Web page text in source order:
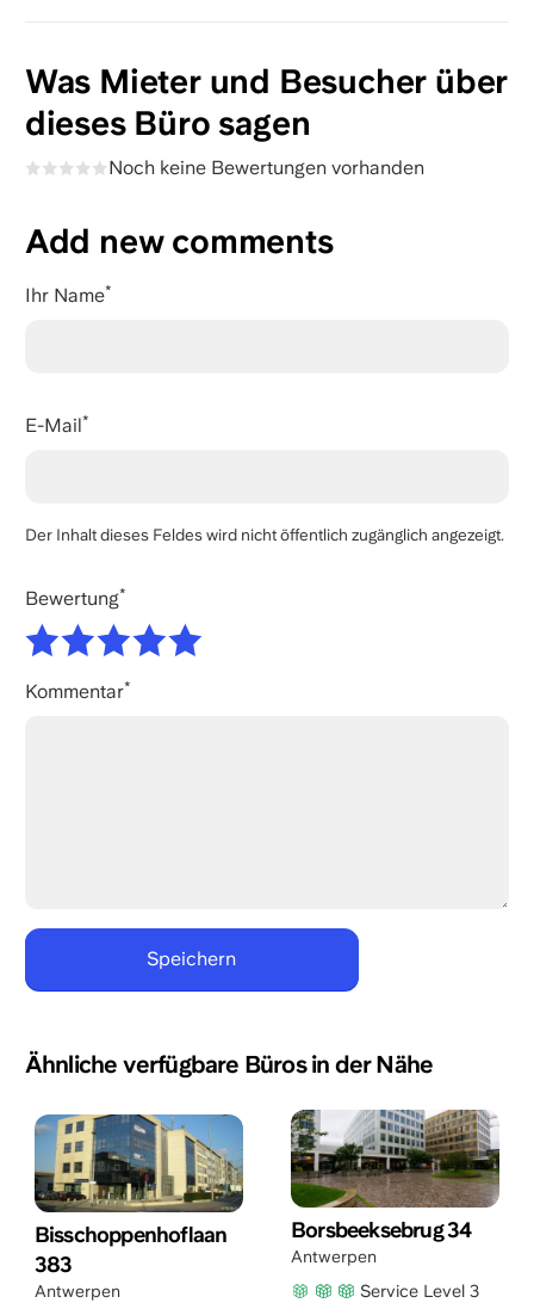
Was Mieter und Besucher über
dieses Büro sagen
Noch keine Bewertungen vorhanden
Add new comments
Ihr Name
E-Mail
Der Inhalt dieses Feldes wird nicht öffentlich zugänglich angezeigt.
Bewertung
Kommentar
Ähnliche verfügbare Büros in der Nähe
Bisschoppenhoflaan
383
Antwerpen
Borsbeeksebrug 34
Antwerpen
Service Level 3